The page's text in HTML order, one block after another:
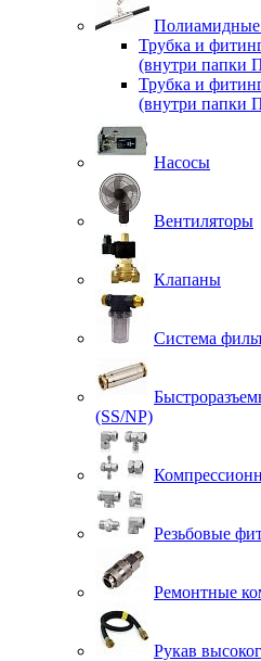
Полиамидные
Трубка и
(внутри папки
Трубка и
(внутри папки
Насосы
Вентиляторы
Клапаны
Система
(SS/NP)
Резьбовые
Ремонтные
Рукав